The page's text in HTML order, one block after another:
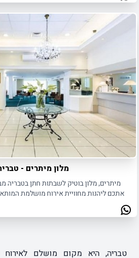
מלון מיתרים -
מיתרים, מלון בוטיק לשבתות חתן בטבריה
אתכם ליהנות מחוויית אירוח מושלמת
טבריה, היא מקום מושלם